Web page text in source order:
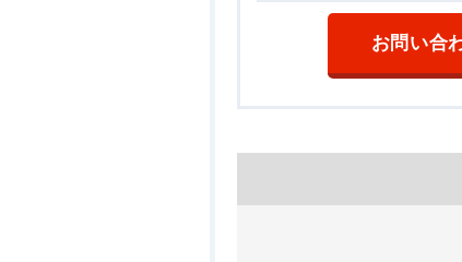
お問い合